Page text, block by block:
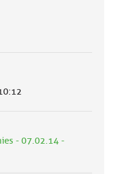
- 07.02.14 -